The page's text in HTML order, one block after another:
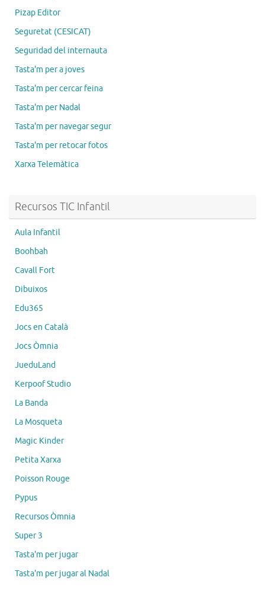
Pizap Editor
Seguretat (CESICAT)
Seguridad del internauta
Tasta'm per a joves
Tasta'm per cercar feina
Tasta'm per Nadal
Tasta'm per navegar segur
Tasta'm per retocar fotos
Xarxa Telemàtica
Recursos TIC Infantil
Aula Infantil
Boohbah
Cavall Fort
Dibuixos
Edu365
Jocs en Català
Jocs Òmnia
JueduLand
Kerpoof Studio
La Banda
La Mosqueta
Magic Kinder
Petita Xarxa
Poisson Rouge
Pypus
Recursos Òmnia
Super 3
Tasta'm per jugar
Tasta'm per jugar al Nadal